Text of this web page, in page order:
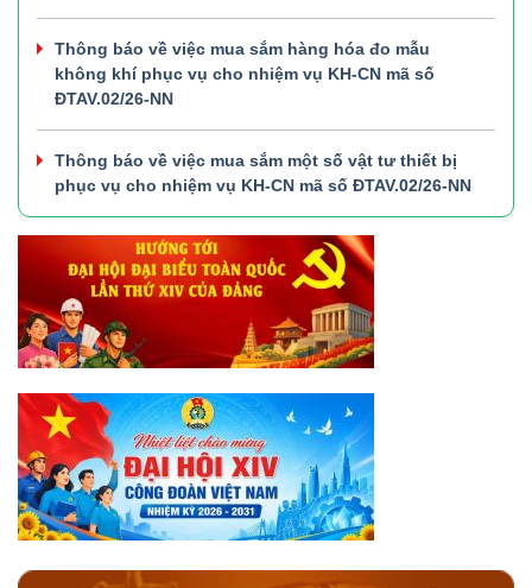
Thông báo về việc mua sắm hàng hóa đo mẫu
không khí phục vụ cho nhiệm vụ KH-CN mã số
ĐTAV.02/26-NN
Thông báo về việc mua sắm một số vật tư thiết bị
phục vụ cho nhiệm vụ KH-CN mã số ĐTAV.02/26-NN